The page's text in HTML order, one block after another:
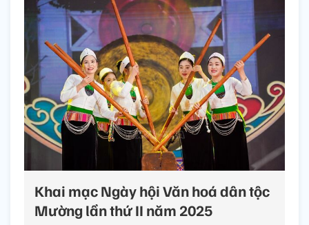
Khai mạc Ngày hội Văn hoá dân tộc
Mường lần thứ II năm 2025